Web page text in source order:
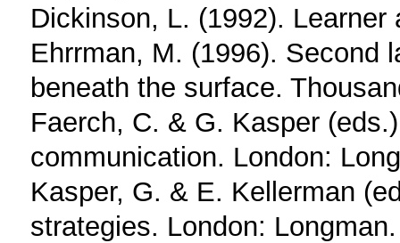
Dickinson, L. (1992).
Ehrrman, M. (1996). Second
beneath the surface.
Faerch, C. & G. Kasper
communication. London:
Kasper, G. & E. Kellerman
strategies. London: Longman.